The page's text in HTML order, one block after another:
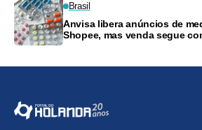
Brasil
Anvisa libera anúncios de
Shopee, mas venda segue